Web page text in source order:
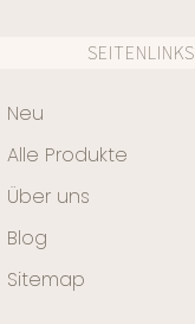
SEITENLINKS
Neu
Alle Produkte
Über uns
Blog
Sitemap